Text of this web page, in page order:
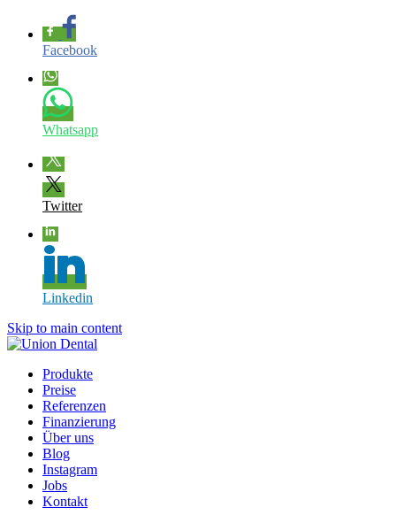
Facebook
Whatsapp
Twitter
Linkedin
Skip to main content
Produkte
Preise
Referenzen
Finanzierung
Über uns
Blog
Instagram
Jobs
Kontakt